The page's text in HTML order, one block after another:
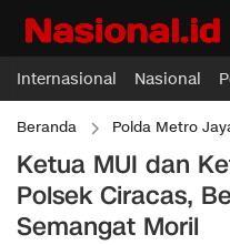
Internasional Nasional
Beranda Polda Metro
Ketua MUI dan
Polsek Ciracas,
Semangat Moril